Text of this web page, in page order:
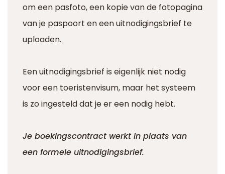
om een pasfoto, een kopie van de fotopagina
van je paspoort en een uitnodigingsbrief te
uploaden.
Een uitnodigingsbrief is eigenlijk niet nodig
voor een toeristenvisum, maar het systeem
is zo ingesteld dat je er een nodig hebt.
Je boekingscontract werkt in plaats van
een formele uitnodigingsbrief.